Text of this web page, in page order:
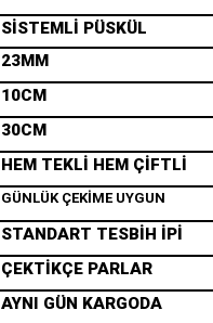
SİSTEMLİ PÜSKÜL
23MM
10CM
30CM
HEM TEKLİ HEM ÇİFTLİ
GÜNLÜK ÇEKİME UYGUN
STANDART TESBİH İPİ
ÇEKTİKÇE PARLAR
AYNI GÜN KARGODA